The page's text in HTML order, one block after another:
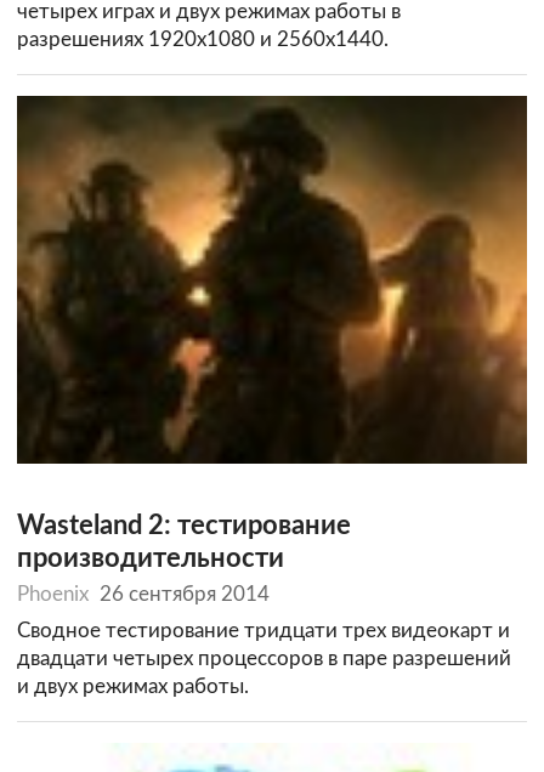
четырех играх и двух режимах работы в
разрешениях 1920х1080 и 2560х1440.
Wasteland 2: тестирование
производительности
Phoenix 26 сентября 2014
Сводное тестирование тридцати трех видеокарт и
двадцати четырех процессоров в паре разрешений
и двух режимах работы.